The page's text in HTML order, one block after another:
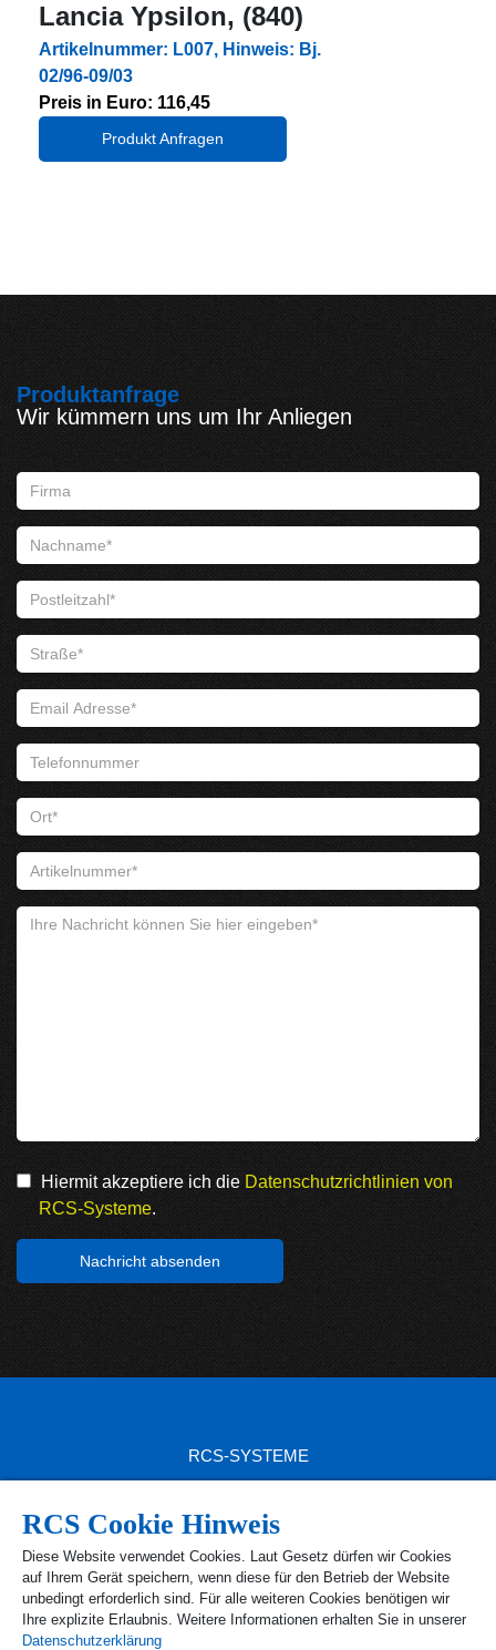
RCS Cookie Hinweis
Diese Website verwendet Cookies. Laut Gesetz dürfen wir Cookies
auf Ihrem Gerät speichern, wenn diese für den Betrieb der Website
unbedingt erforderlich sind. Für alle weiteren Cookies benötigen wir
Ihre explizite Erlaubnis. Weitere Informationen erhalten Sie in unserer
Datenschutzerklärung
Lancia Ypsilon, (840)
Artikelnummer: L007, Hinweis: Bj.
02/96-09/03
Preis in Euro: 116,45
Produkt Anfragen
Produktanfrage
Wir kümmern uns um Ihr Anliegen
Hiermit akzeptiere ich die Datenschutzrichtlinien von
RCS-Systeme.
RCS-SYSTEME
RCS KONTAKT
Ust.-Id Nr. DE 1 63 89 40 52